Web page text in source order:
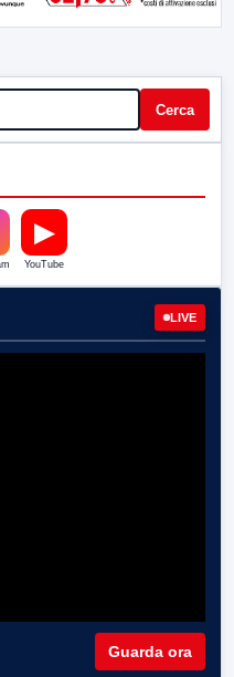
Cerca
▶
YouTube
LIVE
Guarda ora